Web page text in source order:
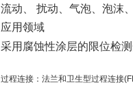
流动、 扰动、气泡、泡沫
应用领域
采用腐蚀性涂层的限位检
过程连接：法兰和卫生型过程连接